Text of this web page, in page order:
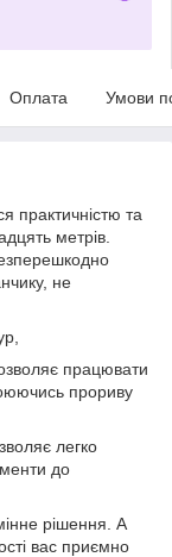
Оплата Умови
практичністю та
метрів.
не
працювати
прориву
легко
до
рішення. А
вас приємно